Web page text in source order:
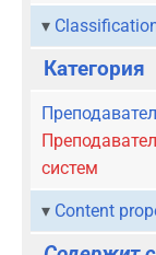
Категория
систем
Content